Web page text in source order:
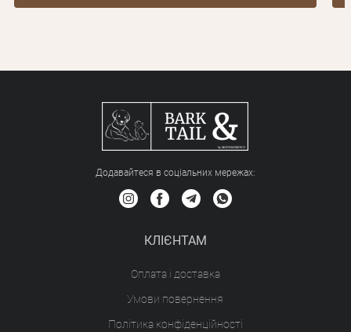
Додавайтеся в соціальних мережах:
КЛІЄНТАМ
Оплата і доставка
Умови повернення
Політика конфіденційності